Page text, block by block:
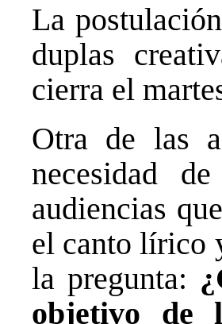
La
duplas
cierra el
Otra de las
necesidad
audiencias
el canto lírico
la pregunta:
objetivo de